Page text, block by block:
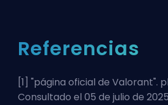
Referencias
[1] "página oficial de Valorant".
Consultado el 05 de julio de 2025